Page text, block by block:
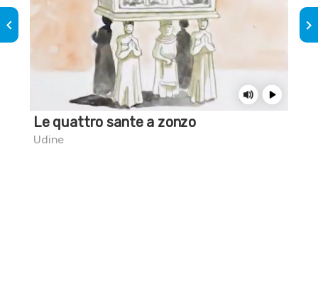
Le quattro sante a zonzo
Udine
keyboard_arrow_left keyboard_arrow_right